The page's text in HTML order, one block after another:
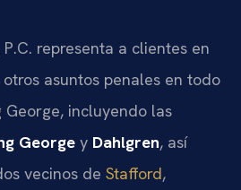
P.C. representa a clientes en
asuntos penales en todo
incluyendo las
George y Dahlgren, así
vecinos de Stafford,